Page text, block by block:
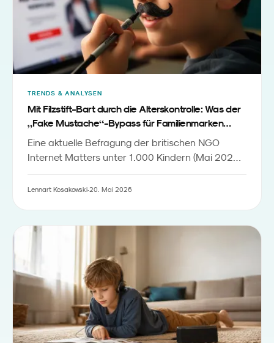
TRENDS & ANALYSEN
Mit Filzstift-Bart durch die Alterskontrolle: Was der
„Fake Mustache“-Bypass für Familienmarken
Eine aktuelle Befragung der britischen NGO
Internet Matters unter 1.000 Kindern (Mai 2026,
befragten Kinder hält Online-Alterskontrollen für
Kosakowski ordnet ein, warum dieser Befund weit
über IT-Security hinausgeht und für
Familienmarken in DACH zur Vertrauensfrage
gegenüber Eltern wird.
Lennart Kosakowski·20. Mai 2026